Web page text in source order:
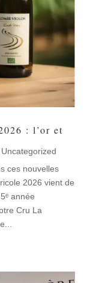
: l’or et
Uncategorized
ces nouvelles
2026 vient de
année
Cru La